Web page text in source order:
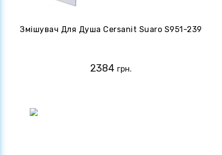
Змішувач Для Душа Cersanit Suaro S951-239
2384 грн.